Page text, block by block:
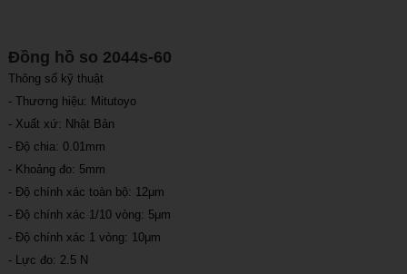
Đồng hồ so 2044s-60
Thông số kỹ thuật
- Thương hiệu: Mitutoyo
- Xuất xứ: Nhật Bản
- Độ chia: 0.01mm
- Khoảng đo: 5mm
- Độ chính xác toàn bộ: 12μm
- Độ chính xác 1/10 vòng: 5μm
- Độ chính xác 1 vòng: 10μm
- Lực đo: 2.5 N